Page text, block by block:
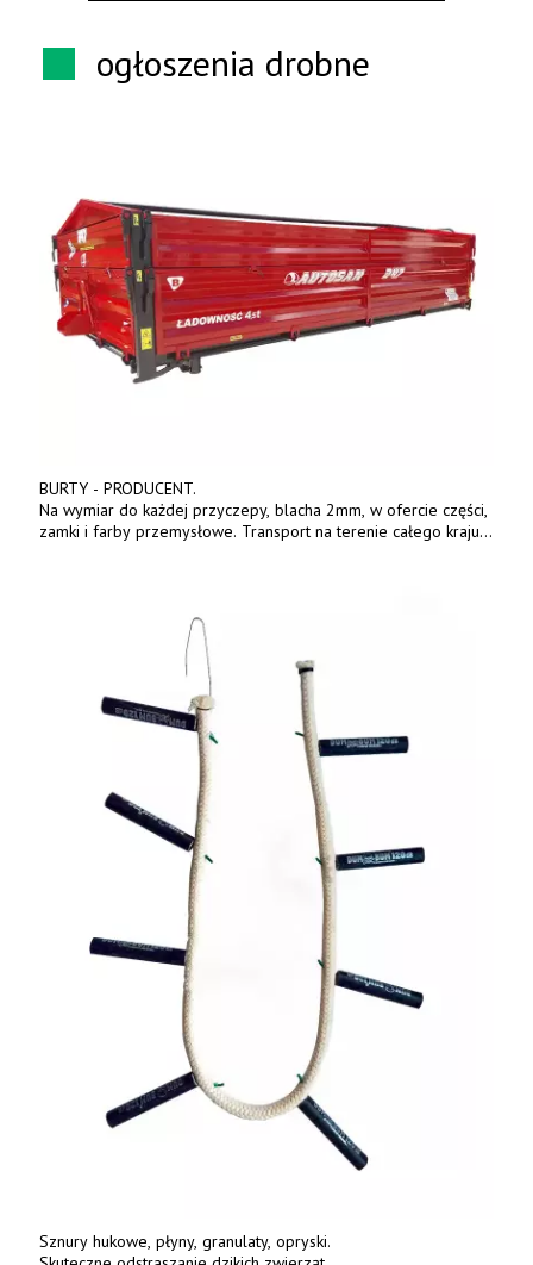
ogłoszenia drobne
BURTY - PRODUCENT.
Na wymiar do każdej przyczepy, blacha 2mm, w ofercie części,
zamki i farby przemysłowe. Transport na terenie całego kraju.
Sznury hukowe, płyny, granulaty, opryski.